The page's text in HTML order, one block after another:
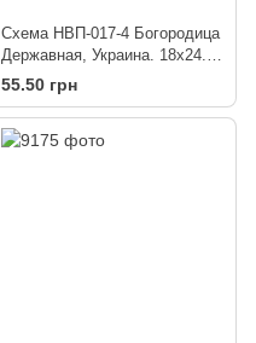
Схема НВП-017-4 Богородица
Державная, Украина. 18х24.
Частичная. Холст (8054)
55.50 грн